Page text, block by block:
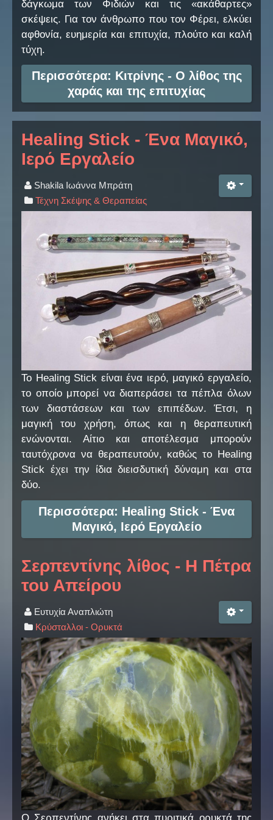
δάγκωμα των Φιδιών και τις «ακάθαρτες»
σκέψεις. Για τον άνθρωπο που τον Φέρει, ελκύει
αφθονία, ευημερία και επιτυχία, πλούτο και καλή
τύχη.
Περισσότερα: Κιτρίνης - Ο λίθος της
χαράς και της επιτυχίας
Healing Stick - Ένα Μαγικό,
Ιερό Εργαλείο
Shakila Ιωάννα Μπράτη
Τέχνη Σκέψης & Θεραπείας
Το Healing Stick είναι ένα ιερό, μαγικό εργαλείο,
το οποίο μπορεί να διαπεράσει τα πέπλα όλων
των διαστάσεων και των επιπέδων. Έτσι, η
μαγική του χρήση, όπως και η θεραπευτική
ενώνονται. Αίτιο και αποτέλεσμα μπορούν
ταυτόχρονα να θεραπευτούν, καθώς το Healing
Stick έχει την ίδια διεισδυτική δύναμη και στα
δύο.
Περισσότερα: Healing Stick - Ένα
Μαγικό, Ιερό Εργαλείο
Σερπεντίνης λίθος - Η Πέτρα
του Απείρου
Ευτυχία Αναπλιώτη
Κρύσταλλοι - Ορυκτά